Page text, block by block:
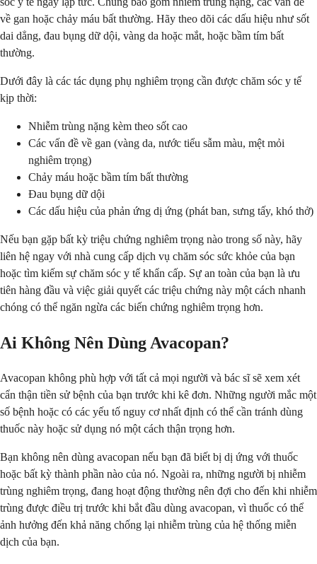
về gan hoặc chảy máu bất thường. Hãy theo dõi các dấu hiệu như sốt
dai dẳng, đau bụng dữ dội, vàng da hoặc mắt, hoặc bầm tím bất
thường.
Dưới đây là các tác dụng phụ nghiêm trọng cần được chăm sóc y tế
kịp thời:
Nhiễm trùng nặng kèm theo sốt cao
Các vấn đề về gan (vàng da, nước tiểu sẫm màu, mệt mỏi
nghiêm trọng)
Chảy máu hoặc bầm tím bất thường
Đau bụng dữ dội
Các dấu hiệu của phản ứng dị ứng (phát ban, sưng tấy, khó thở)
Nếu bạn gặp bất kỳ triệu chứng nghiêm trọng nào trong số này, hãy
liên hệ ngay với nhà cung cấp dịch vụ chăm sóc sức khỏe của bạn
hoặc tìm kiếm sự chăm sóc y tế khẩn cấp. Sự an toàn của bạn là ưu
tiên hàng đầu và việc giải quyết các triệu chứng này một cách nhanh
chóng có thể ngăn ngừa các biến chứng nghiêm trọng hơn.
Ai Không Nên Dùng Avacopan?
Avacopan không phù hợp với tất cả mọi người và bác sĩ sẽ xem xét
cẩn thận tiền sử bệnh của bạn trước khi kê đơn. Những người mắc một
số bệnh hoặc có các yếu tố nguy cơ nhất định có thể cần tránh dùng
thuốc này hoặc sử dụng nó một cách thận trọng hơn.
Bạn không nên dùng avacopan nếu bạn đã biết bị dị ứng với thuốc
hoặc bất kỳ thành phần nào của nó. Ngoài ra, những người bị nhiễm
trùng nghiêm trọng, đang hoạt động thường nên đợi cho đến khi nhiễm
trùng được điều trị trước khi bắt đầu dùng avacopan, vì thuốc có thể
ảnh hưởng đến khả năng chống lại nhiễm trùng của hệ thống miễn
dịch của bạn.